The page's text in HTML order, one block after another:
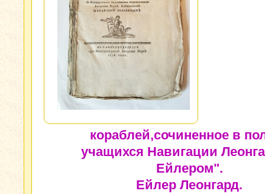
кораблей,сочиненное в
учащихся Навигации
Ейлером".
Ейлер Леонгард.